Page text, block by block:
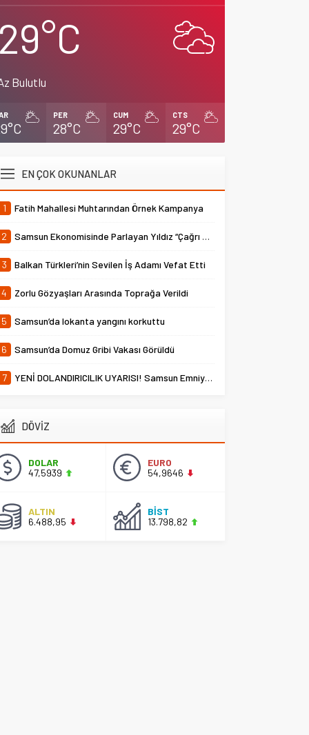
29°C
Bulutlu
PER
28°C
CUM
29°C
CTS
29°C
EN ÇOK OKUNANLAR
1 Fatih Mahallesi Muhtarından Örnek Kampanya
2 Samsun Ekonomisinde Parlayan Yıldız “Çağrı Temper”
3 Balkan Türkleri’nin Sevilen İş Adamı Vefat Etti
4 Zorlu Gözyaşları Arasında Toprağa Verildi
5 Samsun’da lokanta yangını korkuttu
6 Samsun’da Domuz Gribi Vakası Görüldü
7 YENİ DOLANDIRICILIK UYARISI! Samsun Emniyet Müdürlüğü Uyardı
DÖVİZ
DOLAR
47,5939
EURO
54,9646
ALTIN
6.488,95
BİST
13.798,82